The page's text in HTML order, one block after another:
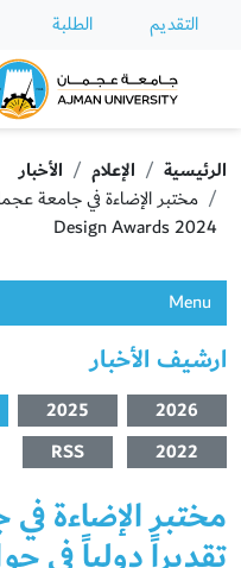
التقديم الطلبة
Ajman University
الرئيسية الإعلام
الأخبار
Design Awards 2024
Menu
ارشيف الأخبار
2026
2025
2022
RSS
مختبر الإضاءة